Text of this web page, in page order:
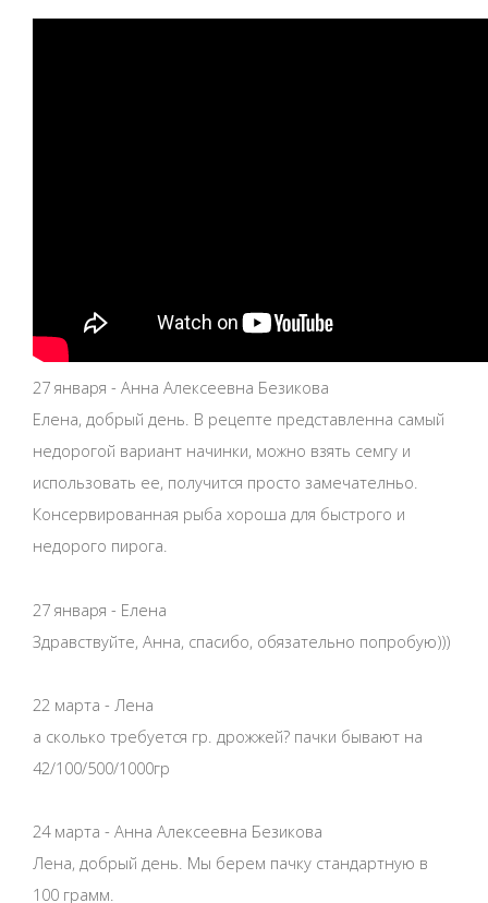
27 января - Анна Алексеевна Безикова
Елена, добрый день. В рецепте представленна самый
недорогой вариант начинки, можно взять семгу и
использовать ее, получится просто замечателньо.
Консервированная рыба хороша для быстрого и
недорого пирога.
27 января - Елена
Здравствуйте, Анна, спасибо, обязательно попробую)))
22 марта - Лена
а сколько требуется гр. дрожжей? пачки бывают на
42/100/500/1000гр
24 марта - Анна Алексеевна Безикова
Лена, добрый день. Мы берем пачку стандартную в
100 грамм.